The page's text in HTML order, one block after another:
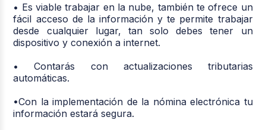
• Es viable trabajar en la nube, también te ofrece un
fácil acceso de la información y te permite trabajar
desde cualquier lugar, tan solo debes tener un
dispositivo y conexión a internet.
• Contarás con actualizaciones tributarias
automáticas.
•Con la implementación de la nómina electrónica tu
información estará segura.